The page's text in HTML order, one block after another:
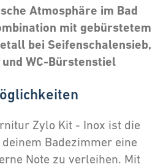
Atmosphäre im Bad
mit gebürstetem
bei Seifenschalensieb,
WC-Bürstenstiel
Zylo Kit - Inox ist die
Badezimmer eine
Note zu verleihen. Mit